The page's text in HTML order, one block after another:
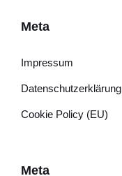
Meta
Impressum
Datenschutzerklärung
Cookie Policy (EU)
Meta